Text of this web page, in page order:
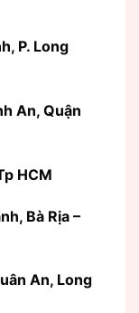
P. Long
An, Quận
HCM
Bà Rịa –
An, Long